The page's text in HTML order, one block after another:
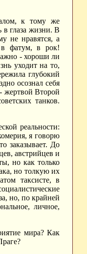
к тому же
в глаза жизни. В
не нравятся, а
фатум, в рок!
- хороши ли
уходит на то,
глубокий
осознал себя
жертвой Второй
танков.
реальности:
я говорю
заказывает. До
австрийцев и
но как только
но толкую их
таксисте, в
но, по крайней
личное,
мира? Как